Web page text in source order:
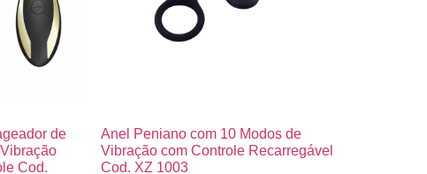
de
Cod.
Anel Peniano com 10 Modos de
Vibração com Controle Recarregável
Cod. XZ 1003